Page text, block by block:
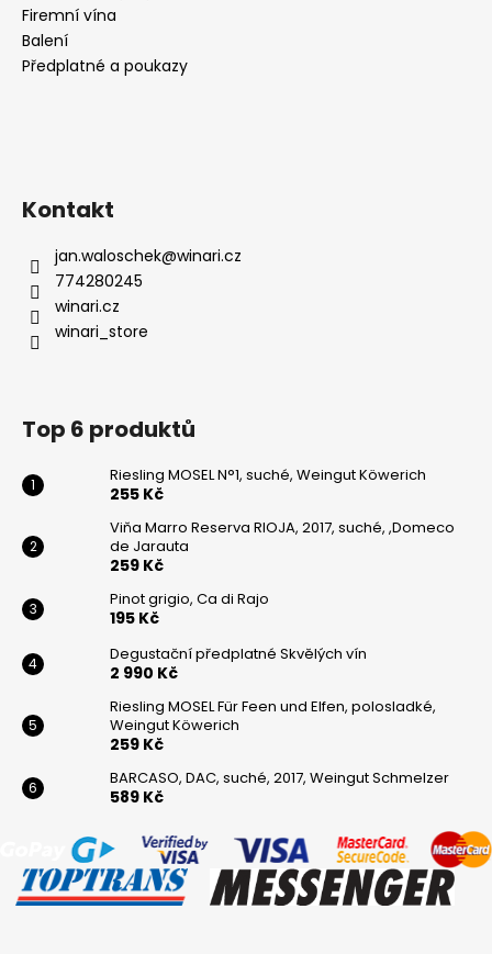
Firemní vína
Balení
Předplatné a poukazy
Kontakt
jan.waloschek@winari.cz
774280245
winari.cz
winari_store
Top 6 produktů
Riesling MOSEL N°1, suché, Weingut Köwerich
255 Kč
Viňa Marro Reserva RIOJA, 2017, suché, ,Domeco
de Jarauta
259 Kč
Pinot grigio, Ca di Rajo
195 Kč
Degustační předplatné Skvělých vín
2 990 Kč
Riesling MOSEL Für Feen und Elfen, polosladké,
Weingut Köwerich
259 Kč
BARCASO, DAC, suché, 2017, Weingut Schmelzer
589 Kč